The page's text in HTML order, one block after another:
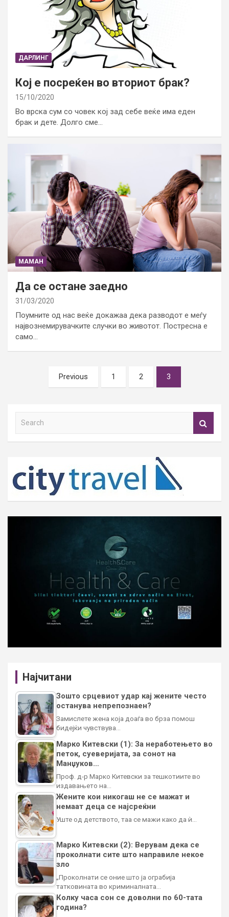
ДАРЛИНГ
Кој е посреќен во вториот брак?
15/10/2020
Во врска сум со човек кој зад себе веќе има еден
брак и дете. Долго сме…
МАМАН
Да се остане заедно
31/03/2020
Поумните од нас веќе докажаа дека разводот е меѓу
највознемирувачките случки во животот. Постресна е
само…
pagination
Previous 1 2 3
h
Најчитани
Зошто срцевиот удар кај жените често
останува непрепознаен?
Замислете жена која доаѓа во брза помош
бидејќи чувствува…
Марко Китевски (1): За неработењето во
петок, суеверијата, за сонот на
Манџуков…
Проф. д-р Марко Китевски за тешкотиите во
издавањето на…
Жените кои никогаш не се мажат и
немаат деца се најсреќни
Уште од детството, таа се мажи како да ѝ…
Марко Китевски (2): Верувам дека се
проколнати сите што направиле некое
зло
„Проколнати се оние што ја ограбија
татковината во криминалната…
Колку часа сон се доволни по 60-тата
година?